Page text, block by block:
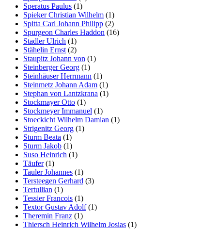
Speratus Paulus (1)
Spieker Christian Wilhelm (1)
Spitta Carl Johann Philipp (2)
Spurgeon Charles Haddon (16)
Stadler Ulrich (1)
Stähelin Ernst (2)
Staupitz Johann von (1)
Steinberger Georg (1)
Steinhäuser Herrmann (1)
Steinmetz Johann Adam (1)
Stephan von Lantzkrana (1)
Stockmayer Otto (1)
Stockmeyer Immanuel (1)
Stoeckicht Wilhelm Damian (1)
Strigenitz Georg (1)
Sturm Beata (1)
Sturm Jakob (1)
Suso Heinrich (1)
Täufer(1)
Tauler Johannes (1)
Tersteegen Gerhard (3)
Tertullian (1)
Tessier Francois (1)
Textor Gustav Adolf(1)
Theremin Franz (1)
Thiersch Heinrich Wilhelm Josias (1)